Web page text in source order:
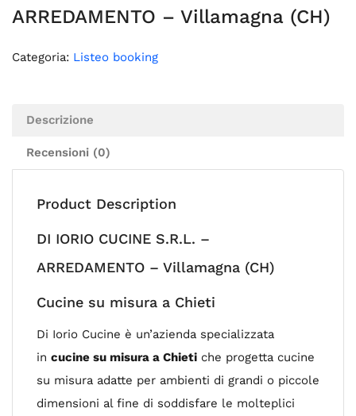
ARREDAMENTO – Villamagna (CH)
Categoria: Listeo booking
Descrizione
Recensioni (0)
Product Description
DI IORIO CUCINE S.R.L. –
ARREDAMENTO – Villamagna (CH)
Cucine su misura a Chieti
Di Iorio Cucine è un’azienda specializzata
in cucine su misura a Chieti che progetta cucine
su misura adatte per ambienti di grandi o piccole
dimensioni al fine di soddisfare le molteplici